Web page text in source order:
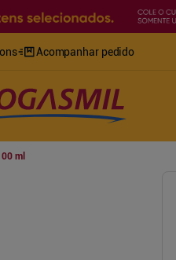
Acompanhar pedido
ml